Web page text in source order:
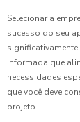
Selecionar a
sucesso do seu
significativamente
informada que
necessidades
que você deve
projeto.